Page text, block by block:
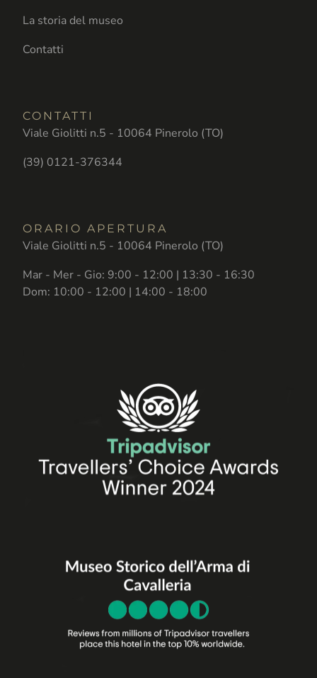
La storia del museo
Contatti
CONTATTI
Viale Giolitti n.5 - 10064 Pinerolo (TO)
(39) 0121-376344
ORARIO APERTURA
Viale Giolitti n.5 - 10064 Pinerolo (TO)
Mar - Mer - Gio: 9:00 - 12:00 | 13:30 - 16:30
Dom: 10:00 - 12:00 | 14:00 - 18:00